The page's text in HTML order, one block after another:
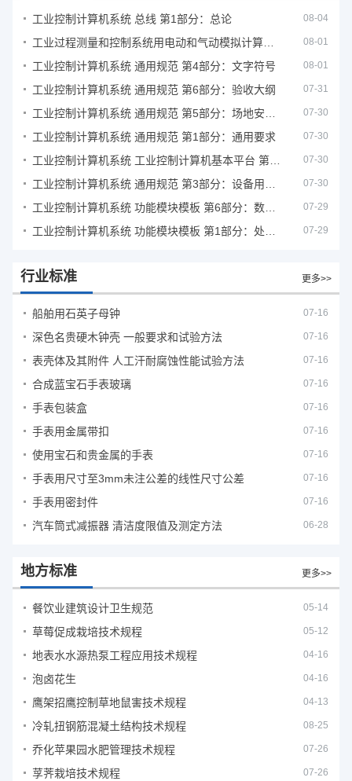
工业控制计算机系统 总线 第1部分：总论 08-04
08-01
工业控制计算机系统 通用规范 第4部分：文字符号 08-01
工业控制计算机系统 通用规范 第6部分：验收大纲 07-31
07-30
工业控制计算机系统 通用规范 第1部分：通用要求 07-30
07-30
07-30
07-29
07-29
行业标准 更多>>
船舶用石英子母钟 07-16
深色名贵硬木钟壳 一般要求和试验方法 07-16
表壳体及其附件 人工汗耐腐蚀性能试验方法 07-16
合成蓝宝石手表玻璃 07-16
手表包装盒 07-16
手表用金属带扣 07-16
使用宝石和贵金属的手表 07-16
手表用尺寸至3mm未注公差的线性尺寸公差 07-16
手表用密封件 07-16
汽车筒式减振器 清洁度限值及测定方法 06-28
地方标准 更多>>
餐饮业建筑设计卫生规范 05-14
草莓促成栽培技术规程 05-12
地表水水源热泵工程应用技术规程 04-16
泡卤花生 04-16
鹰架招鹰控制草地鼠害技术规程 04-13
冷轧扭钢筋混凝土结构技术规程 08-25
乔化苹果园水肥管理技术规程 07-26
莩荠栽培技术规程 07-26